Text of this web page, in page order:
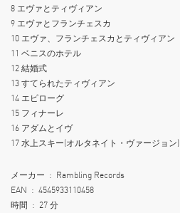
8 エヴァとティヴィアン
9 エヴァとフランチェスカ
10 エヴァ、フランチェスカとティヴィアン
11 ベニスのホテル
12 結婚式
13 すてられたティヴィアン
14 エピローグ
15 フィナーレ
16 アダムとイヴ
17 水上スキー(オルタネイト・ヴァージョン)
メーカー ‏ : ‎ Rambling Records
EAN ‏ : ‎ 4545933110458
時間 ‏ : ‎ 27 分